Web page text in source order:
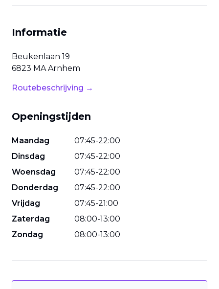
Informatie
Beukenlaan 19
6823 MA Arnhem
Routebeschrijving →
Openingstijden
Maandag 07:45-22:00
Dinsdag
07:45-22:00
Woensdag
07:45-22:00
Donderdag
07:45-22:00
Vrijdag
07:45-21:00
Zaterdag
08:00-13:00
Zondag
08:00-13:00